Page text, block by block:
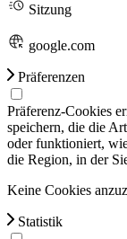
Sitzung
google.com
Präferenzen
Präferenz-Cookies
speichern, die die
oder funktioniert,
die Region, in der
Keine Cookies
Statistik